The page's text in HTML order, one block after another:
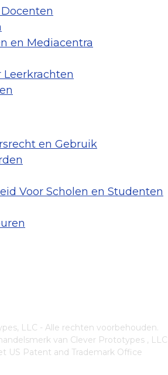
en Mediacentra
Leerkrachten
en Gebruik
Voor Scholen en Studenten
LLC - Alle rechten voorbehouden.
van Clever Prototypes , LLC
US Patent and Trademark Office